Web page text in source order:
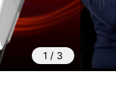
1 / 3